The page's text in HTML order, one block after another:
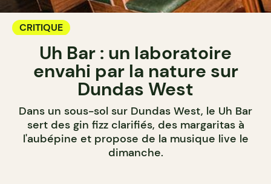
CRITIQUE
Uh Bar : un laboratoire
envahi par la nature sur
Dundas West
Dans un sous-sol sur Dundas West, le Uh Bar
sert des gin fizz clarifiés, des margaritas à
l'aubépine et propose de la musique live le
dimanche.